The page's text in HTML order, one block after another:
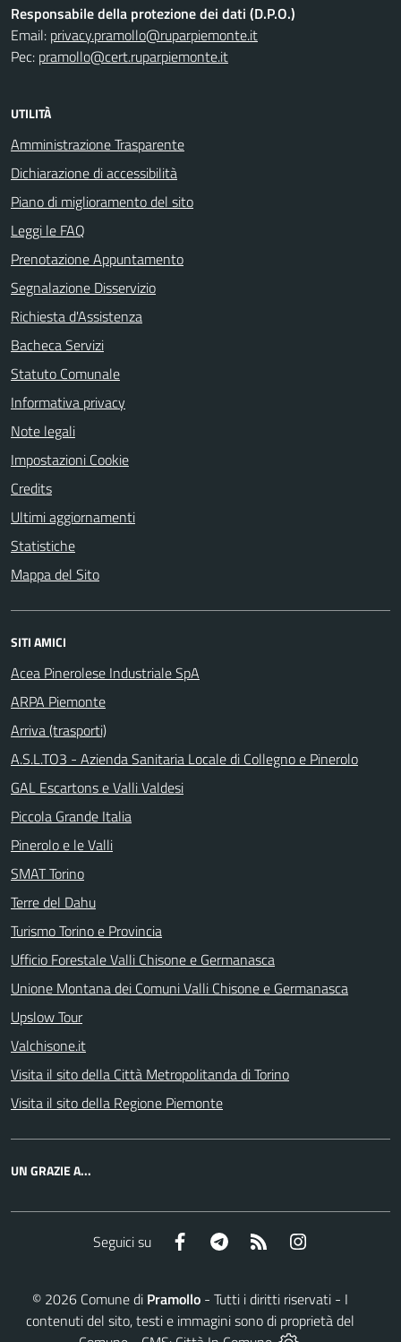
Responsabile della protezione dei dati (D.P.O.)
Email: privacy.pramollo@ruparpiemonte.it
Pec: pramollo@cert.ruparpiemonte.it
UTILITÀ
Amministrazione Trasparente
Dichiarazione di accessibilità
Piano di miglioramento del sito
Leggi le FAQ
Prenotazione Appuntamento
Segnalazione Disservizio
Richiesta d'Assistenza
Bacheca Servizi
Statuto Comunale
Informativa privacy
Note legali
Impostazioni Cookie
Credits
Ultimi aggiornamenti
Statistiche
Mappa del Sito
SITI AMICI
Acea Pinerolese Industriale SpA
ARPA Piemonte
Arriva (trasporti)
A.S.L.TO3 - Azienda Sanitaria Locale di Collegno e Pinerolo
GAL Escartons e Valli Valdesi
Piccola Grande Italia
Pinerolo e le Valli
SMAT Torino
Terre del Dahu
Turismo Torino e Provincia
Ufficio Forestale Valli Chisone e Germanasca
Unione Montana dei Comuni Valli Chisone e Germanasca
Upslow Tour
Valchisone.it
Visita il sito della Città Metropolitanda di Torino
Visita il sito della Regione Piemonte
UN GRAZIE A...
Seguici su Facebook Telegram RSS
© 2026Comune di Pramollo- Tutti i diritti riservati - I
contenuti del sito, testi e immagini sono di proprietà del